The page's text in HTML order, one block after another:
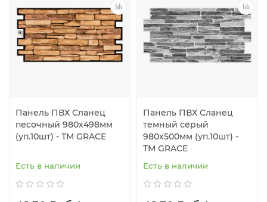
Панель ПВХ Сланец
песочный 980х498мм
(уп.10шт) - ТМ GRACE
Есть в наличии
Панель ПВХ Сланец
темный серый
980х500мм (уп.10шт) -
ТМ GRACE
Есть в наличии